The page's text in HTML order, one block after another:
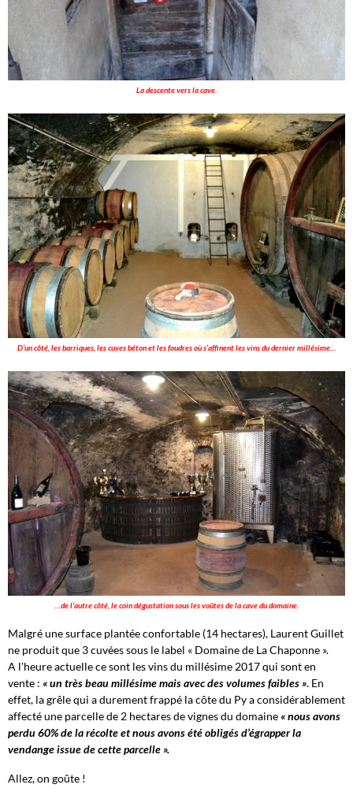
La descente vers la cave.
D’un côté, les barriques, les cuves béton et les foudres où s’affinent les vins du dernier millésime…
…de l’autre côté, le coin dégustation sous les voûtes de la cave du domaine.
Malgré une surface plantée confortable (14 hectares), Laurent Guillet
ne produit que 3 cuvées sous le label « Domaine de La Chaponne ».
A l’heure actuelle ce sont les vins du millésime 2017 qui sont en
vente : « un très beau millésime mais avec des volumes faibles ». En
effet, la grêle qui a durement frappé la côte du Py a considérablement
affecté une parcelle de 2 hectares de vignes du domaine « nous avons
perdu 60% de la récolte et nous avons été obligés d’égrapper la
vendange issue de cette parcelle ».
Allez, on goûte !